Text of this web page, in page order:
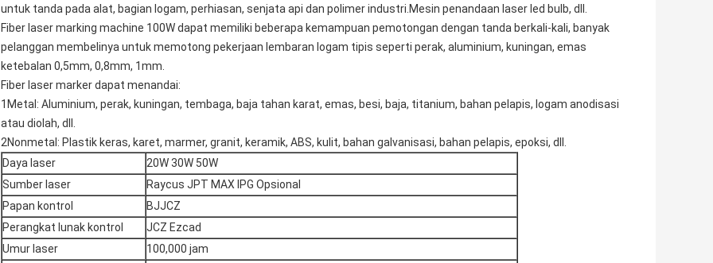
untuk tanda pada alat, bagian logam, perhiasan, senjata api dan polimer industri.Mesin penandaan laser led bulb, dll.
Fiber laser marking machine 100W dapat memiliki beberapa kemampuan pemotongan dengan tanda berkali-kali, banyak
pelanggan membelinya untuk memotong pekerjaan lembaran logam tipis seperti perak, aluminium, kuningan, emas
ketebalan 0,5mm, 0,8mm, 1mm.
Fiber laser marker dapat menandai:
1Metal: Aluminium, perak, kuningan, tembaga, baja tahan karat, emas, besi, baja, titanium, bahan pelapis, logam anodisasi
atau diolah, dll.
2Nonmetal: Plastik keras, karet, marmer, granit, keramik, ABS, kulit, bahan galvanisasi, bahan pelapis, epoksi, dll.
Daya laser
20W 30W 50W
Sumber laser
Raycus JPT MAX IPG Opsional
Papan kontrol
BJJCZ
Perangkat lunak kontrol
JCZ Ezcad
Umur laser
100,000 jam